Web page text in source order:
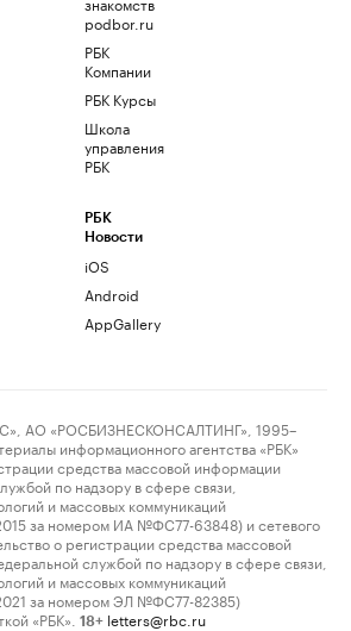
podbor.ru
РБК
Компании
РБК Курсы
Школа
управления
РБК
РБК
Новости
iOS
Android
AppGallery
АО «РОСБИЗНЕСКОНСАЛТИНГ», 1995–
информационного агентства «РБК»
средства массовой информации
по надзору в сфере связи,
и массовых коммуникаций
за номером ИА №ФС77-63848) и сетевого
о регистрации средства массовой
службой по надзору в сфере связи,
и массовых коммуникаций
за номером ЭЛ №ФС77-82385)
«РБК».
18+ letters@rbc.ru